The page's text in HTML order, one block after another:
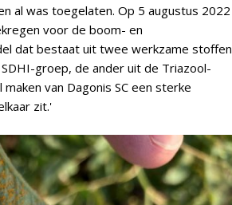
al was toegelaten. Op 5 augustus 2022
voor de boom- en
dat bestaat uit twee werkzame stoffen
groep, de ander uit de Triazool-
van Dagonis SC een sterke
zit.'